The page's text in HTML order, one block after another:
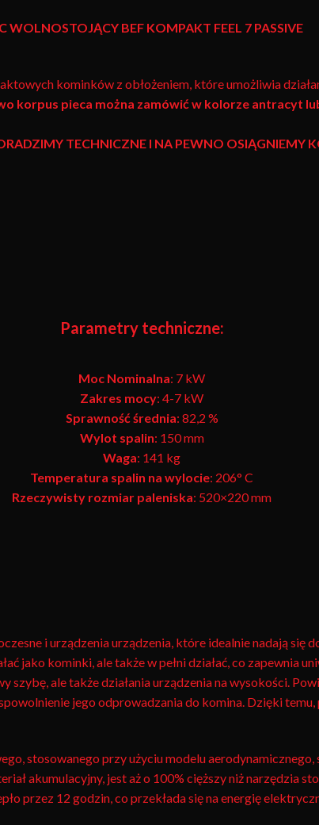
WOLNOSTOJĄCY BEF KOMPAKT FEEL 7 PASSIVE
kominków z obłożeniem, które umożliwia
korpus pieca można zamówić w kolorze antracyt
TECHNICZNE I NA PEWNO OSIĄGNIEMY
Parametry techniczne:
Moc Nominalna: 7 kW
Zakres mocy: 4-7 kW
Sprawność średnia: 82,2 %
Wylot spalin: 150 mm
Waga: 141 kg
Temperatura spalin na wylocie: 206° C
Rzeczywisty rozmiar paleniska: 520×220 mm
i urządzenia urządzenia, które idealnie nadają się
jako kominki, ale także w pełni działać, co zapewnia
ale także działania urządzenia na wysokości.
jego odprowadzania do komina. Dzięki
stosowanego przy użyciu modelu
akumulacyjny, jest aż o 100% cięższy niż narzędzia
przez 12 godzin, co przekłada się na energię